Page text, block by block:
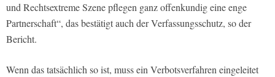
und Rechtsextreme Szene pflegen ganz offenkundig eine enge
Partnerschaft“, das bestätigt auch der Verfassungsschutz, so der
Bericht.
Wenn das tatsächlich so ist, muss ein Verbotsverfahren eingeleitet